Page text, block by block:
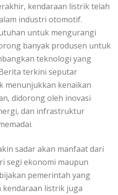
kendaraan listrik telah
industri otomotif.
untuk mengurangi
banyak produsen untuk
teknologi yang
terkini seputar
menunjukkan kenaikan
didorong oleh inovasi
dan infrastruktur
sadar akan manfaat dari
segi ekonomi maupun
pemerintah yang
listrik juga